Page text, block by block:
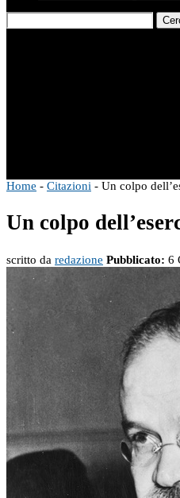
Home - Citazioni - Un colpo
Un colpo
scritto da redazione Pubblicato: 6